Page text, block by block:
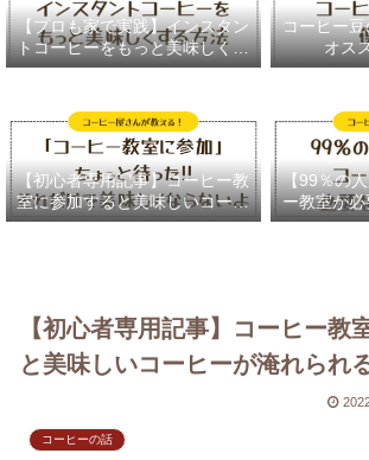
【プロも家で実践】インスタン
トコーヒーをもっと美味しく作
る４つのテクニック
コーヒー
オス
【初心者専用記事】コーヒー教
室に参加すると美味しいコーヒ
ーが淹れられる理由
【99％の
ー教室が
【初心者専用記事】コーヒー教
と美味しいコーヒーが淹れられ
コーヒーの話